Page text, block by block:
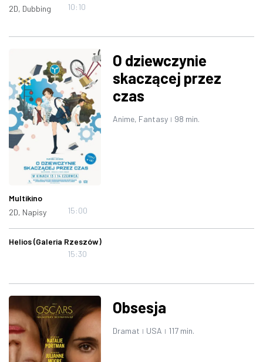
2D, Dubbing
10:10
O dziewczynie
skaczącej przez
czas
Anime, Fantasy | 98 min.
Multikino
2D, Napisy
15:00
Helios (Galeria Rzeszów)
15:30
Obsesja
Dramat | USA | 117 min.